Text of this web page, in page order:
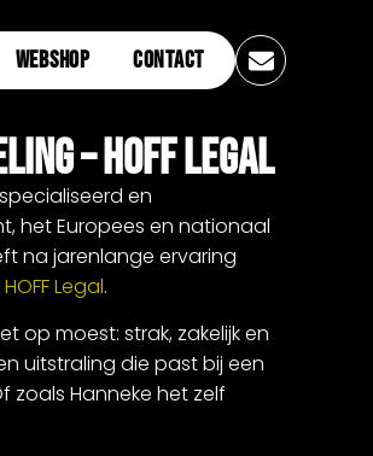
WEBSHOP CONTACT
– HOFF Legal
en
het Europees en nationaal
na jarenlange ervaring
HOFF Legal.
op moest: strak, zakelijk en
uitstraling die past bij een
Hanneke het zelf